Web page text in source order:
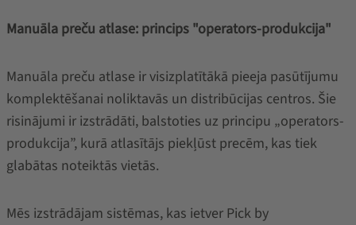
Manuāla preču atlase: princips "operators-produkcija"
Manuāla preču atlase ir visizplatītākā pieeja pasūtījumu
komplektēšanai noliktavās un distribūcijas centros. Šie
risinājumi ir izstrādāti, balstoties uz principu „operators-
produkcija”, kurā atlasītājs piekļūst precēm, kas tiek
glabātas noteiktās vietās.
Mēs izstrādājam sistēmas, kas ietver Pick by